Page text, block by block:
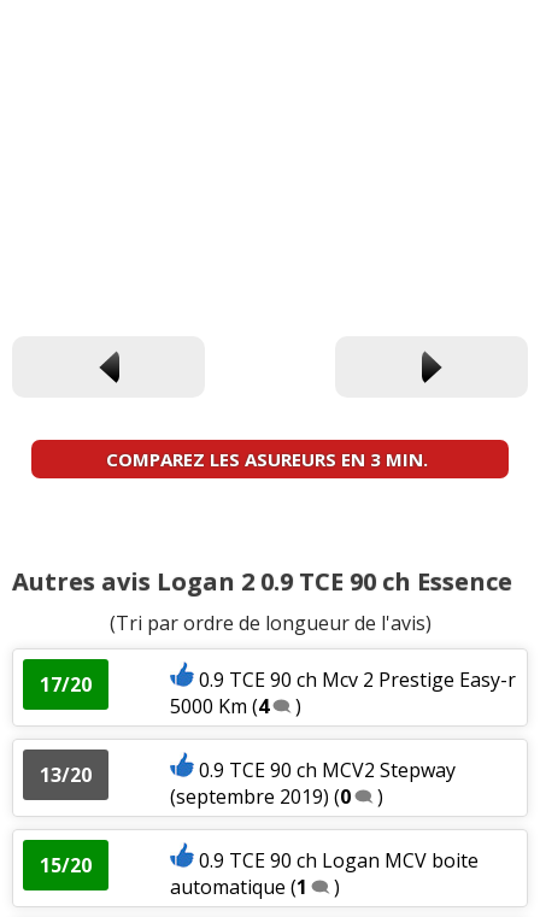
COMPAREZ LES ASUREURS EN 3 MIN.
Autres avis Logan 2 0.9 TCE 90 ch Essence
(Tri par ordre de longueur de l'avis)
17/20
0.9 TCE 90 ch Mcv 2 Prestige Easy-r
5000 Km (4 )
13/20
0.9 TCE 90 ch MCV2 Stepway
(septembre 2019) (0 )
15/20
0.9 TCE 90 ch Logan MCV boite
automatique (1 )